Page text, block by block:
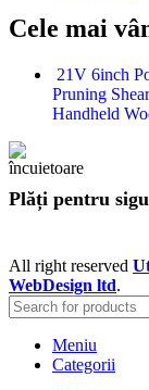
Cele mai
21V 6inch
Pruning
Handheld
Plăți pentru
All right reserved
WebDesign ltd.
Meniu
Categorii